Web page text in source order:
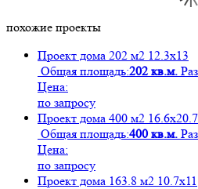
похожие проекты
Проект дома 202 м2 12.3х13
Общая площадь:202 кв.м.
Цена:
по запросу
Проект дома 400 м2 16.6х20.7
Общая площадь:400 кв.м.
Цена:
по запросу
Проект дома 163.8 м2 10.7х11